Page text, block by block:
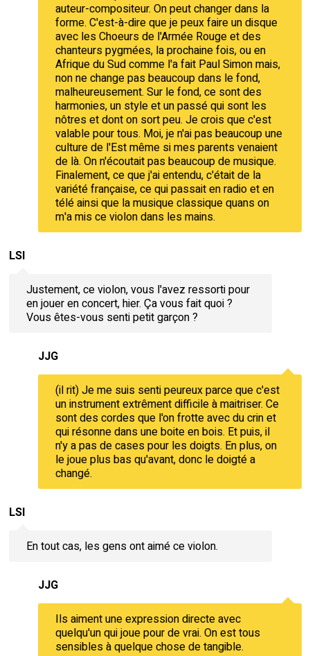
auteur-compositeur. On peut changer dans la
forme. C'est-à-dire que je peux faire un disque
avec les Choeurs de l'Armée Rouge et des
chanteurs pygmées, la prochaine fois, ou en
Afrique du Sud comme l'a fait Paul Simon mais,
non ne change pas beaucoup dans le fond,
malheureusement. Sur le fond, ce sont des
harmonies, un style et un passé qui sont les
nôtres et dont on sort peu. Je crois que c'est
valable pour tous. Moi, je n'ai pas beaucoup une
culture de l'Est même si mes parents venaient
de là. On n'écoutait pas beaucoup de musique.
Finalement, ce que j'ai entendu, c'était de la
variété française, ce qui passait en radio et en
télé ainsi que la musique classique quans on
m'a mis ce violon dans les mains.
LSI
Justement, ce violon, vous l'avez ressorti pour
en jouer en concert, hier. Ça vous fait quoi ?
Vous êtes-vous senti petit garçon ?
JJG
(il rit) Je me suis senti peureux parce que c'est
un instrument extrêment difficile à maitriser. Ce
sont des cordes que l'on frotte avec du crin et
qui résonne dans une boite en bois. Et puis, il
n'y a pas de cases pour les doigts. En plus, on
le joue plus bas qu'avant, donc le doigté a
changé.
LSI
En tout cas, les gens ont aimé ce violon.
JJG
Ils aiment une expression directe avec
quelqu'un qui joue pour de vrai. On est tous
sensibles à quelque chose de tangible.